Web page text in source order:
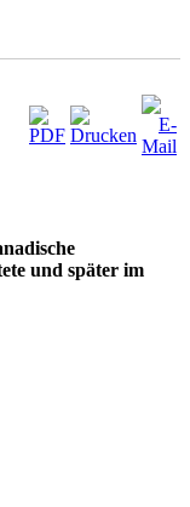
und später im